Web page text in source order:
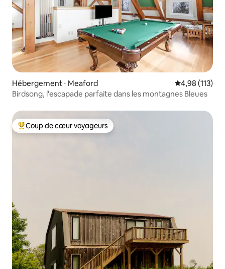
Hébergement ⋅ Meaford Évaluation
4,98 (113)
Birdsong, l'escapade parfaite dans les montagnes Bleues
Coups de cœur voyageurs les plus appréciés
Coup de cœur voyageurs